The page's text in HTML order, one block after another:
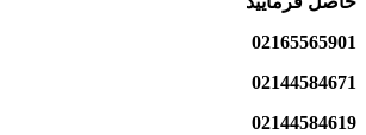
02165565901
02144584671
02144584619